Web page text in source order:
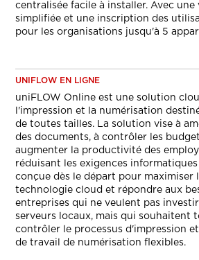
centralisée facile à installer. Avec
simplifiée et une inscription des
pour les organisations jusqu'à 5
UNIFLOW EN LIGNE
uniFLOW Online est une solution
l'impression et la numérisation
de toutes tailles. La solution vise à
des documents, à contrôler les
augmenter la productivité des
réduisant les exigences
conçue dès le départ pour maximiser
technologie cloud et répondre aux
entreprises qui ne veulent pas
serveurs locaux, mais qui souhaitent
contrôler le processus d'impression
de travail de numérisation flexibles.